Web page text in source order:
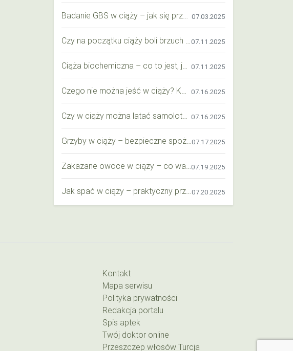
07.03.2025
07.11.2025
07.11.2025
07.16.2025
07.16.2025
07.17.2025
07.19.2025
07.20.2025
Kontakt
Mapa serwisu
Polityka prywatności
Redakcja portalu
Spis aptek
Twój doktor online
Przeszczep włosów Turcja